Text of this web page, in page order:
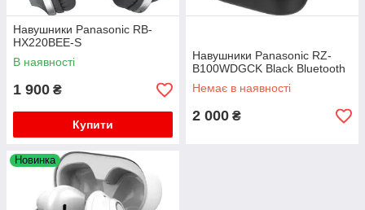
Навушники Panasonic RB-
HX220BEE-S
В наявності
1 900 ₴
Купити
Навушники Panasonic RZ-
B100WDGCK Black Bluetooth
Немає в наявності
2 000 ₴
Новинка